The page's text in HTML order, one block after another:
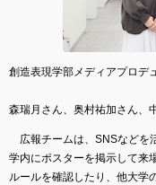
創造表現学部メディアプロデ
森瑞月さん、奥村祐加さん、
広報チームは、SNSなどを
学内にポスターを掲示して来
ルールを確認したり、他大学